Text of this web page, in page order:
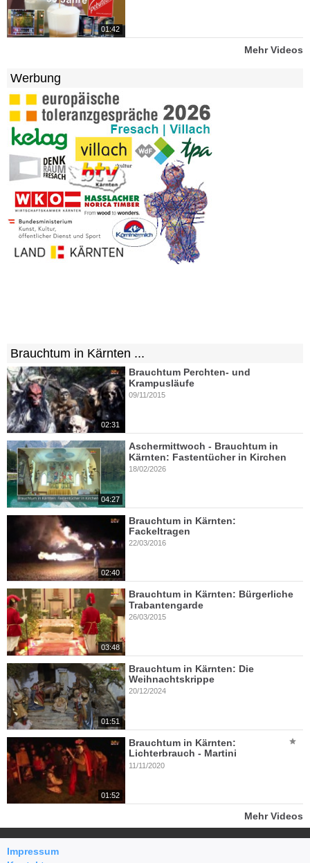
01:42
Mehr Videos
Werbung
Brauchtum in Kärnten ...
02:31
Brauchtum Perchten- und
Krampusläufe
09/11/2015
04:27
Aschermittwoch - Brauchtum in
Kärnten: Fastentücher in Kirchen
18/02/2026
02:40
Brauchtum in Kärnten:
Fackeltragen
22/03/2016
03:48
Brauchtum in Kärnten: Bürgerliche
Trabantengarde
26/03/2015
01:51
Brauchtum in Kärnten: Die
Weihnachtskrippe
20/12/2024
01:52
Brauchtum in Kärnten:
Lichterbrauch - Martini
11/11/2020
Mehr Videos
Impressum